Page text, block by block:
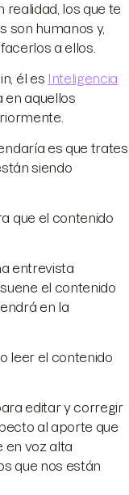
los que te
son humanos y,
a ellos.
él es Inteligencia
en aquellos
es que trates
siendo
que el contenido
entrevista
el contenido
en la
leer el contenido
editar y corregir
al aporte que
en voz alta
que nos están